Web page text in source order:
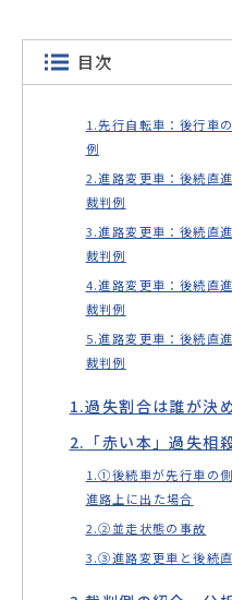
目次
先行自転車：後行車
例
進路変更車：後続直
裁判例
進路変更車：後続直
裁判例
進路変更車：後続直
裁判例
進路変更車：後続直
裁判例
過失割合は誰が決
「赤い本」過失相
①後続車が先行車の
進路上に出た場合
②並走状態の事故
③進路変更車と後続